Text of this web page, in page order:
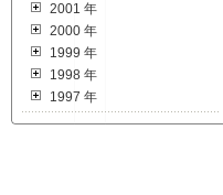
2001 年
2000 年
1999 年
1998 年
1997 年